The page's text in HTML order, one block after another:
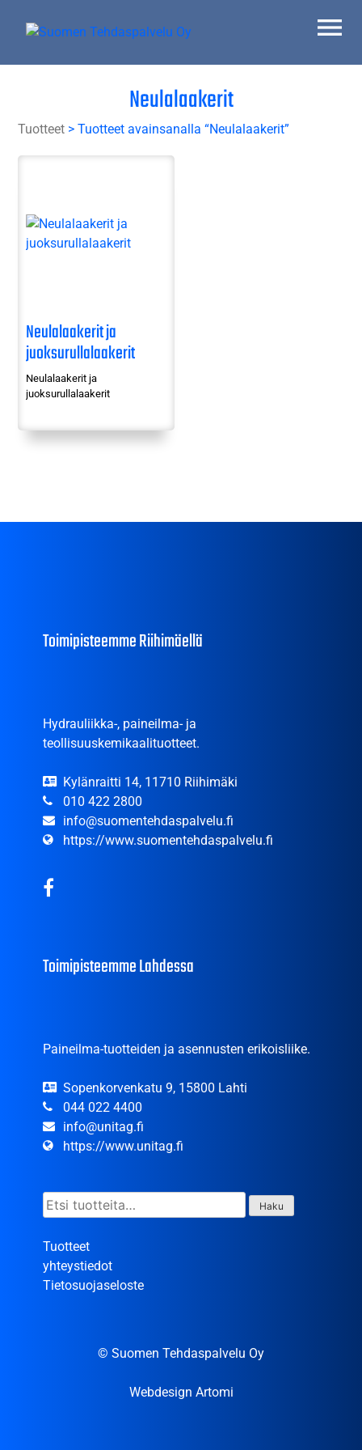
Neulalaakerit
Tuotteet > Tuotteet avainsanalla “Neulalaakerit”
Neulalaakerit ja
juoksurullalaakerit
Neulalaakerit ja
juoksurullalaakerit
Toimipisteemme Riihimäellä
Hydrauliikka-, paineilma- ja
teollisuuskemikaalituotteet.
Kylänraitti 14, 11710 Riihimäki
010 422 2800
info@suomentehdaspalvelu.fi
https://www.suomentehdaspalvelu.fi
Toimipisteemme Lahdessa
Paineilma-tuotteiden ja asennusten erikoisliike.
Sopenkorvenkatu 9, 15800 Lahti
044 022 4400
info@unitag.fi
https://www.unitag.fi
Etsi: Haku
Tuotteet
yhteystiedot
Tietosuojaseloste
© Suomen Tehdaspalvelu Oy
Webdesign Artomi